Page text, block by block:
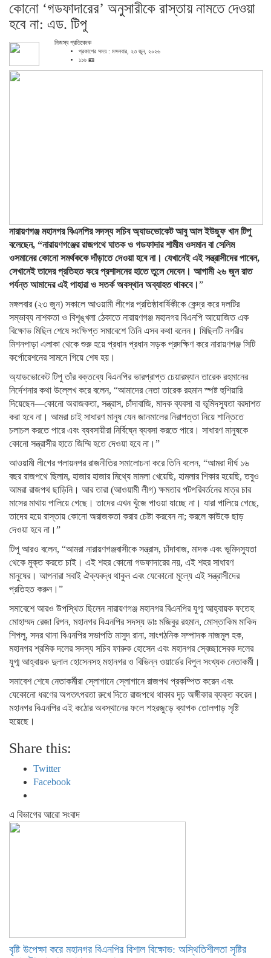
কোনো ‘গডফাদারের’ অনুসারীকে রাস্তায় নামতে দেওয়া
হবে না: এড. টিপু
নিজস্ব প্রতিবেদক
প্রকাশের সময় : মঙ্গলবার, ২৩ জুন, ২০২৬
১১৬ 🪪
নারায়ণগঞ্জ মহানগর বিএনপির সদস্য সচিব অ্যাডভোকেট আবু আল ইউছুফ খান টিপু
বলেছেন, “নারায়ণগঞ্জের রাজপথে ঘাতক ও গডফাদার শামীম ওসমান বা সেলিম
ওসমানের কোনো সমর্থককে দাঁড়াতে দেওয়া হবে না। যেখানেই এই সন্ত্রাসীদের পাবেন,
সেখানেই তাদের প্রতিহত করে প্রশাসনের হাতে তুলে দেবেন। আগামী ২৬ জুন রাত
পর্যন্ত আমাদের এই পাহারা ও সতর্ক অবস্থান অব্যাহত থাকবে।”
মঙ্গলবার (২৩ জুন) সকালে আওয়ামী লীগের প্রতিষ্ঠাবার্ষিকীকে কেন্দ্র করে দলটির
সম্ভাব্য নাশকতা ও বিশৃঙ্খলা ঠেকাতে নারায়ণগঞ্জ মহানগর বিএনপি আয়োজিত এক
বিক্ষোভ মিছিল শেষে সংক্ষিপ্ত সমাবেশে তিনি এসব কথা বলেন। মিছিলটি নগরীর
মিশনপাড়া এলাকা থেকে শুরু হয়ে প্রধান প্রধান সড়ক প্রদক্ষিণ করে নারায়ণগঞ্জ সিটি
কর্পোরেশনের সামনে গিয়ে শেষ হয়।
অ্যাডভোকেট টিপু তাঁর বক্তব্যে বিএনপির ভারপ্রাপ্ত চেয়ারম্যান তারেক রহমানের
নির্দেশনার কথা উল্লেখ করে বলেন, “আমাদের নেতা তারেক রহমান স্পষ্ট হুশিয়ারি
দিয়েছেন—কোনো অরাজকতা, সন্ত্রাস, চাঁদাবাজি, মাদক ব্যবসা বা ভূমিদস্যুতা বরদাশত
করা হবে না। আমরা চাই সাধারণ মানুষ যেন জানমালের নিরাপত্তা নিয়ে শান্তিতে
চলাচল করতে পারে এবং ব্যবসায়ীরা নির্বিঘ্নে ব্যবসা করতে পারে। সাধারণ মানুষকে
কোনো সন্ত্রাসীর হাতে জিম্মি হতে দেওয়া হবে না।”
আওয়ামী লীগের পলায়নপর রাজনীতির সমালোচনা করে তিনি বলেন, “আমরা দীর্ঘ ১৬
বছর রাজপথে ছিলাম, হাজার হাজার মিথ্যে মামলা খেয়েছি, হামলার শিকার হয়েছি, তবুও
আমরা রাজপথ ছাড়িনি। আর তারা (আওয়ামী লীগ) ক্ষমতার পটপরিবর্তনের মাত্র চার
মাসের মাথায় পালিয়ে গেছে। তাদের এখন খুঁজে পাওয়া যাচ্ছে না। যারা পালিয়ে গেছে,
তাদের হয়ে রাস্তায় কোনো অরাজকতা করার চেষ্টা করবেন না; করলে কাউকে ছাড়
দেওয়া হবে না।”
টিপু আরও বলেন, “আমরা নারায়ণগঞ্জবাসীকে সন্ত্রাস, চাঁদাবাজ, মাদক এবং ভূমিদস্যুতা
থেকে মুক্ত করতে চাই। এই শহর কোনো গডফাদারের নয়, এই শহর সাধারণ
মানুষের। আপনারা সবাই ঐক্যবদ্ধ থাকুন এবং যেকোনো মূল্যে এই সন্ত্রাসীদের
প্রতিহত করুন।”
সমাবেশে আরও উপস্থিত ছিলেন নারায়ণগঞ্জ মহানগর বিএনপির যুগ্ম আহ্বায়ক ফতেহ
মোহাম্মদ রেজা রিপন, মহানগর বিএনপির সদস্য ডাঃ মজিবুর রহমান, মোস্তাকিম মাকিদ
শিপলু, সদর থানা বিএনপির সভাপতি মাসুদ রানা, সাংগঠনিক সম্পাদক নাজমুল হক,
মহানগর শ্রমিক দলের সদস্য সচিব ফারুক হোসেন এবং মহানগর স্বেচ্ছাসেবক দলের
যুগ্ম আহ্বায়ক দুলাল হোসেনসহ মহানগর ও বিভিন্ন ওয়ার্ডের বিপুল সংখ্যক নেতাকর্মী।
সমাবেশ শেষে নেতাকর্মীরা স্লোগানে স্লোগানে রাজপথ প্রকম্পিত করেন এবং
যেকোনো ধরণের অপতৎপরতা রুখে দিতে রাজপথে থাকার দৃঢ় অঙ্গীকার ব্যক্ত করেন।
মহানগর বিএনপির এই কঠোর অবস্থানের ফলে শহরজুড়ে ব্যাপক তোলপাড় সৃষ্টি
হয়েছে।
Share this:
Twitter
Facebook
এ বিভাগের আরো সংবাদ
বৃষ্টি উপেক্ষা করে মহানগর বিএনপির বিশাল বিক্ষোভ: অস্থিতিশীলতা সৃষ্টির